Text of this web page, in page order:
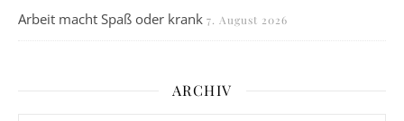
Arbeit macht Spaß oder krank 7. August 2026
ARCHIV